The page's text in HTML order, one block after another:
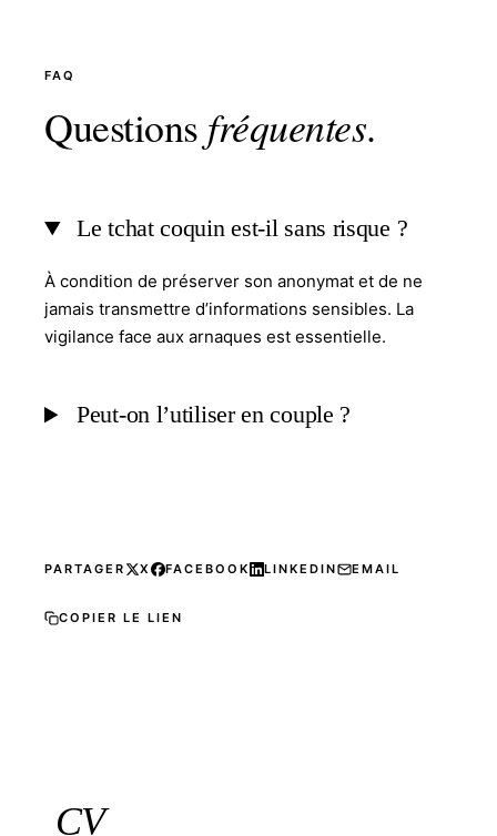
FAQ
Questions fréquentes.
Le tchat coquin est-il sans risque ?
À condition de préserver son anonymat et de ne
jamais transmettre d’informations sensibles. La
vigilance face aux arnaques est essentielle.
Peut-on l’utiliser en couple ?
PARTAGER X FACEBOOK LINKEDIN EMAIL
COPIER LE LIEN
CV